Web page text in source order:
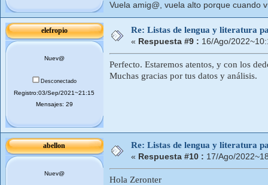
Vuela amig@, vuela alto porque cuando
elefropio
Nuev@
Desconectado
Registro:03/Sep/2021~21:15
Mensajes: 29
Re: Listas de lengua y literatura
« Respuesta #9 : 16/Ago/
Perfecto. Estaremos atentos, y con los
Muchas gracias por tus datos y análisis.
abellon
Nuev@
Re: Listas de lengua y literatura
« Respuesta #10 : 17/Ago/
Hola Zeronter